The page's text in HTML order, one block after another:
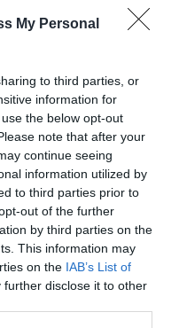
My Personal
to third parties, or
information for
the below opt-out
note that after your
continue seeing
information utilized by
to third parties prior to
out of the further
by third parties on the
This information may
on the IAB’s List of
further disclose it to other
After The First